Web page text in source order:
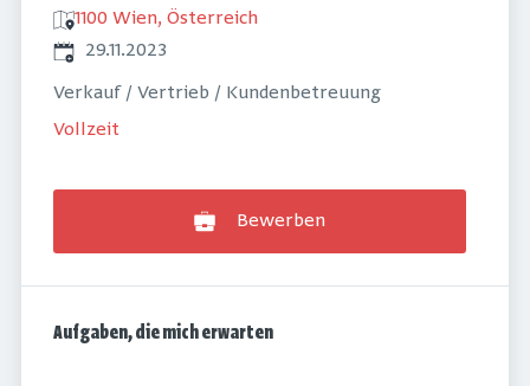
1100 Wien, Österreich
Veröffentlicht
29.11.2023
Verkauf / Vertrieb / Kundenbetreuung
Vollzeit
Bewerben
Aufgaben, die mich erwarten